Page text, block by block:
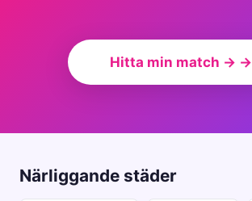
Hitta min match → →
Närliggande städer